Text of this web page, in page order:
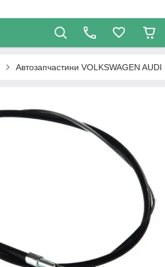
Автозапчастини VOLKSWAGEN AUDI